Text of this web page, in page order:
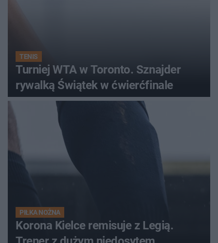
TENIS
Turniej WTA w Toronto. Sznajder
rywalką Świątek w ćwierćfinale
PIŁKA NOŻNA
Korona Kielce remisuje z Legią.